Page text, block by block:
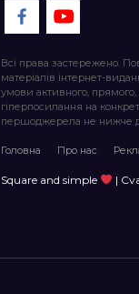
Всі права застережено.
матеріалів інтернет-
умови активного,
гіперпосилання на
першоджерела не нижче
Головна Про нас
Square and simple |